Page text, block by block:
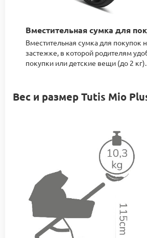
Вместительная сумка для
Вместительная сумка для покупок
застежке, в которой родителям
покупки или детские вещи (до 2 кг).
Вес и размер Tutis Mio